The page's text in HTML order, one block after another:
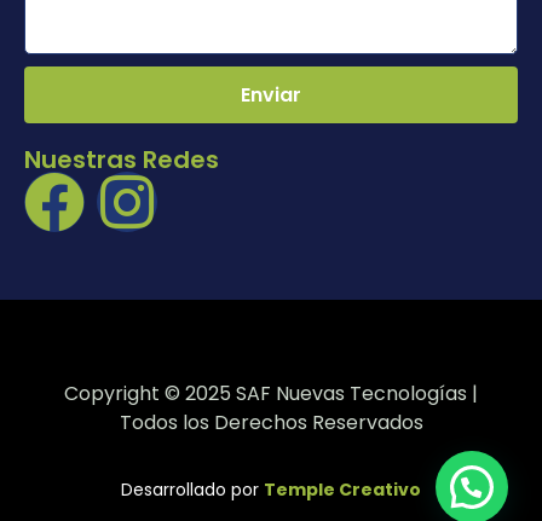
Enviar
Nuestras Redes
Copyright © 2025 SAF Nuevas Tecnologías |
Todos los Derechos Reservados
Desarrollado por Temple Creativo